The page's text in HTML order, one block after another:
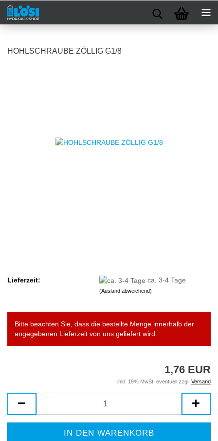
HOHLSCHRAUBE ZÖLLIG G1/8
Lieferzeit: ca. 3-4 Tage
(Ausland abweichend)
Bitte beachten Sie, dass die bestellte Menge innerhalb der
angegebenen Lieferzeit von uns geliefert wird.
1,76 EUR
inkl. 19% MwSt. eventuell zzgl. Versand